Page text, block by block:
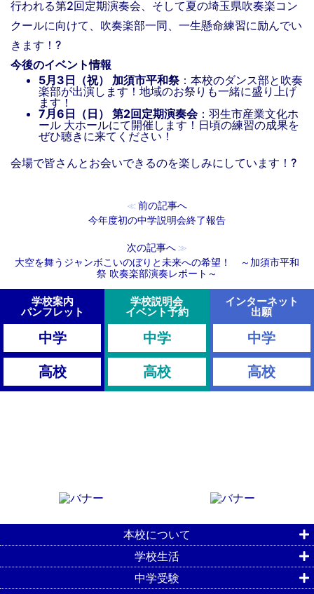
行われる第2回定期演奏会、そして夏の埼玉県吹奏楽コン
クールに向けて、吹奏楽部一同、一生懸命練習に励んでい
きます！?
今後のイベント情報
5月3日（祝） 加須市平和祭：本校のダンス部と吹奏
楽部が出演します！地域のお祭りも一緒に盛り上げ
ます！
7月6日（日） 第2回定期演奏会：羽生市産業文化ホ
ール 大ホールにて開催します！日頃の練習の成果を
ぜひ聴きに来てください！
会場で皆さんとお会いできるのを楽しみにしています！?
≪ 前の記事へ
今年度初の中学説明会終了報告
次の記事へ ≫
大空を舞うジャンボこいのぼりと未来への希望！ ～加須市平和
祭 吹奏楽部演奏レポート～
学校案内
パンフレット
中学
高校
学校説明会
イベント予約
中学
高校
インターネット
出願
中学
高校
本校について
学校生活
中学受験